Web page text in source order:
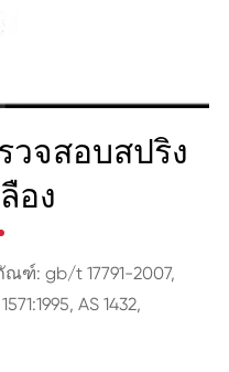
จสอบสปริง
อง
ฑ์: gb/t 17791-2007,
AS 1432,